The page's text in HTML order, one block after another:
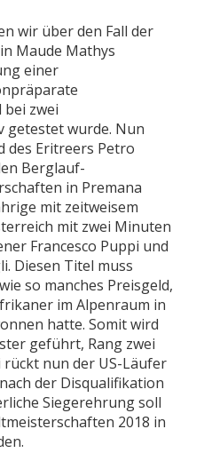
wir über den Fall der
Maude Mathys
einer
zwei
wurde. Nun
des Eritreers Petro
Berglauf-
in Premana
mit zeitweisem
mit zwei Minuten
Francesco Puppi und
Diesen Titel muss
so manches Preisgeld,
im Alpenraum in
hatte. Somit wird
geführt, Rang zwei
nun der US-Läufer
der Disqualifikation
Siegerehrung soll
2018 in